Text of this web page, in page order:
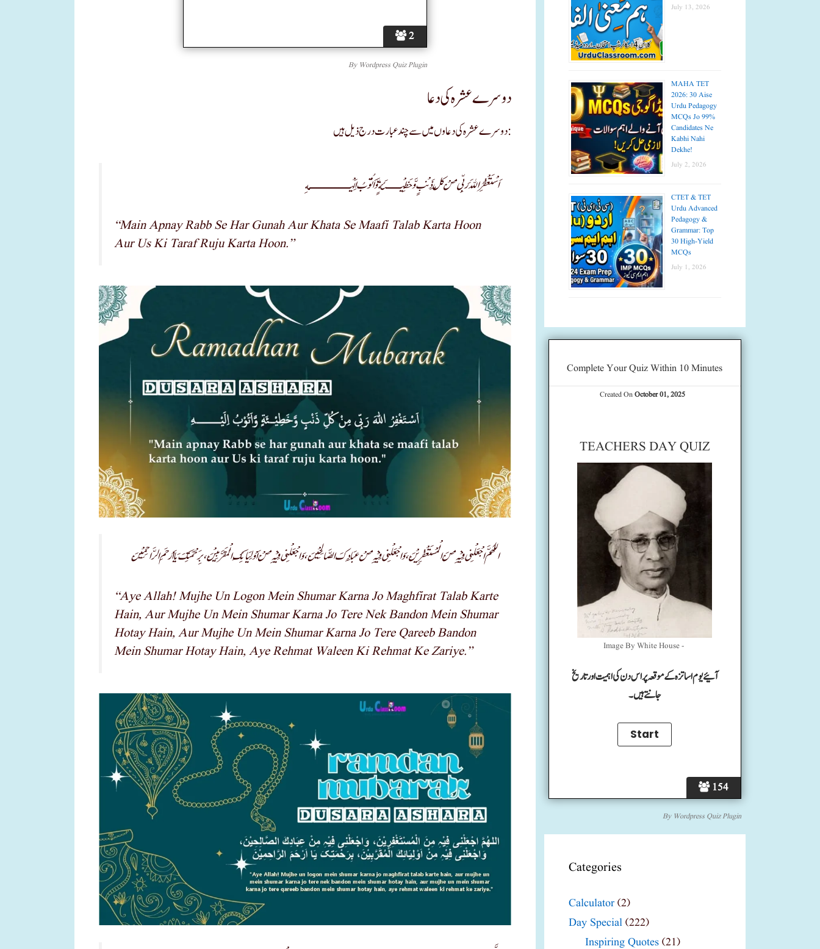
2
By Wordpress Quiz Plugin
دوسرے عشرہ کی دعا
دوسرے عشرہ کی دعاوں میں سے چند عبارت درج ذیل ہیں:
اَسْتَغْفِرُ اللهَ رَبِّی مِنْ کُلِّ ذَنْبٍ وَّخَطِیْــــئَةٍ وَّاَتُوْبُ اِلَیْـــــــــــهِ
“Main Apnay Rabb Se Har Gunah Aur Khata Se Maafi Talab Karta Hoon
Aur Us Ki Taraf Ruju Karta Hoon.”
اللهُمَّ اجْعَلْنِی فِیْہِ مِنَ الْمُسْتَغْفِرِیْنَ، وَاجْعَلْنِی فِیْہِ مِنْ عِبَادِكَ الصَّالِحِیْنَ، وَاجْعَلْنِی فِیْہِ مِنْ اَوْلِیَائِكَ الْمُقَرَّبِیْنَ، بِرَحْمَتِکَ یَا اَرْحَمَ الرَّاحِمِیْنَ
“Aye Allah! Mujhe Un Logon Mein Shumar Karna Jo Maghfirat Talab Karte
Hain, Aur Mujhe Un Mein Shumar Karna Jo Tere Nek Bandon Mein Shumar
Hotay Hain, Aur Mujhe Un Mein Shumar Karna Jo Tere Qareeb Bandon
Mein Shumar Hotay Hain, Aye Rehmat Waleen Ki Rehmat Ke Zariye.”
July 13, 2026
MAHA TET
2026: 30 Aise
Urdu Pedagogy
MCQs Jo 99%
Candidates Ne
Kabhi Nahi
Dekhe!
July 2, 2026
CTET & TET
Urdu Advanced
Pedagogy &
Grammar: Top
30 High-Yield
MCQs
July 1, 2026
154
Complete Your Quiz Within 10 Minutes
Created OnOctober 01, 2025
TEACHERS DAY QUIZ
Image By White House -
آئیے یوم اساتزہ کے موقعہ پر اس دن کی اہمیت اور تاریخ
جانتے ہیں۔
By Wordpress Quiz Plugin
Categories
Calculator (2)
Day Special (222)
Inspiring Quotes (21)